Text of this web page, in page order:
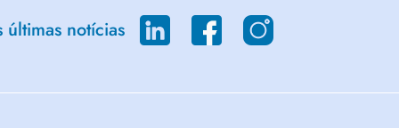
últimas notícias